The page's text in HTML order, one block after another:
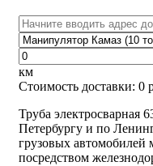
км
Стоимость доставки: 0
Труба электросварная
Петербургу и по
грузовых автомобилей
посредством